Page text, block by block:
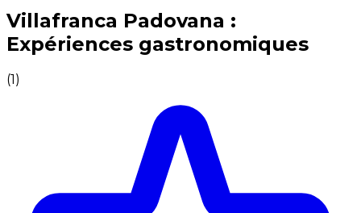
Expériences culinaires inoubliables : Expériences
Villafranca Padovana :
Expériences gastronomiques
(1)